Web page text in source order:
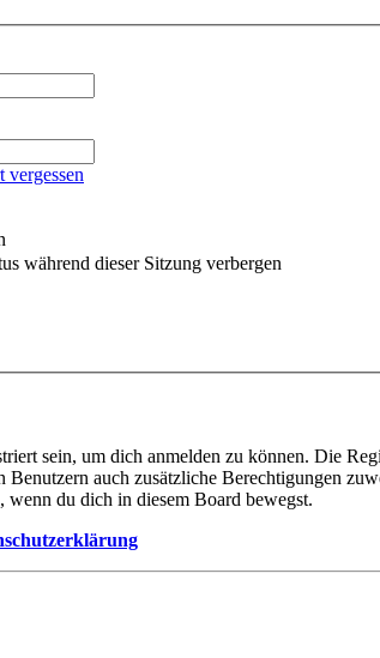
vergessen
während dieser Sitzung verbergen
sein, um dich anmelden zu können. Die
auch zusätzliche Berechtigungen
du dich in diesem Board bewegst.